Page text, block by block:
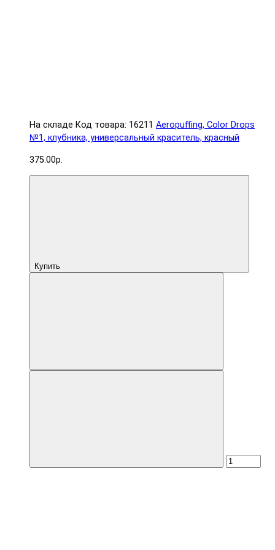
На складе Код товара: 16211 Aeropuffing, Color Drops
№1, клубника, универсальный краситель, красный
375.00р.
Купить